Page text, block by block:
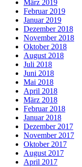
März 2019
Februar 2019
Januar 2019
Dezember 2018
November 2018
Oktober 2018
August 2018
Juli 2018
Juni 2018
Mai 2018
April 2018
März 2018
Februar 2018
Januar 2018
Dezember 2017
November 2017
Oktober 2017
August 2017
April 2017